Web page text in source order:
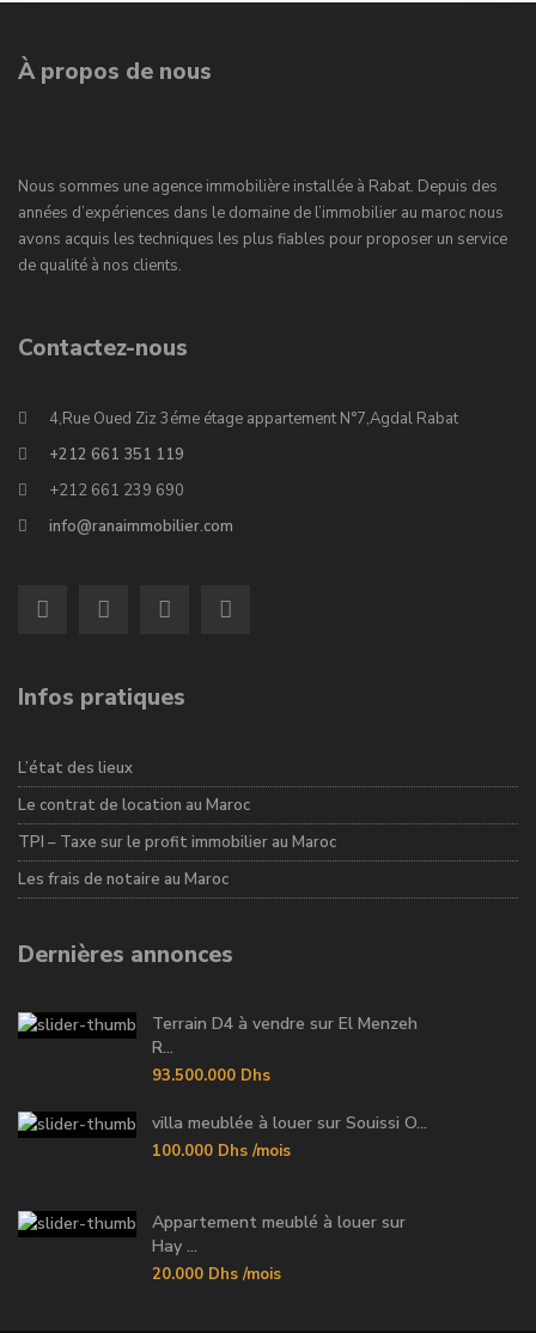
À propos de nous
Nous sommes une agence immobilière installée à Rabat. Depuis des
années d’expériences dans le domaine de l’immobilier au maroc nous
avons acquis les techniques les plus fiables pour proposer un service
de qualité à nos clients.
Contactez-nous
4,Rue Oued Ziz 3éme étage appartement N°7,Agdal Rabat
+212 661 351 119
+212 661 239 690
info@ranaimmobilier.com
Infos pratiques
L’état des lieux
Le contrat de location au Maroc
TPI – Taxe sur le profit immobilier au Maroc
Les frais de notaire au Maroc
Dernières annonces
Terrain D4 à vendre sur El Menzeh
R...
93.500.000 Dhs
villa meublée à louer sur Souissi O...
100.000 Dhs /mois
Appartement meublé à louer sur
Hay ...
20.000 Dhs /mois